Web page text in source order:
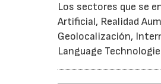
Los sectores que se
Artificial, Realidad
Geolocalización,
Language